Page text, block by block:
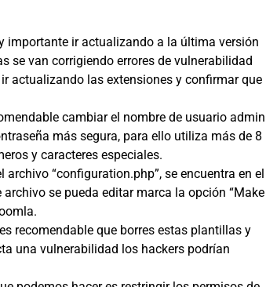
importante ir actualizando a la última versión
se van corrigiendo errores de vulnerabilidad
actualizando las extensiones y confirmar que
cambiar el nombre de usuario admin
más segura, para ello utiliza más de 8
y caracteres especiales.
archivo “configuration.php”, se encuentra en el
se pueda editar marca la opción “Make
es recomendable que borres estas plantillas y
una vulnerabilidad los hackers podrían